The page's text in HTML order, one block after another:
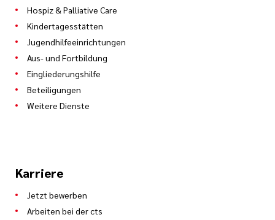
Hospiz & Palliative Care
Kindertagesstätten
Jugendhilfeeinrichtungen
Aus- und Fortbildung
Eingliederungshilfe
Beteiligungen
Weitere Dienste
Karriere
Jetzt bewerben
Arbeiten bei der cts